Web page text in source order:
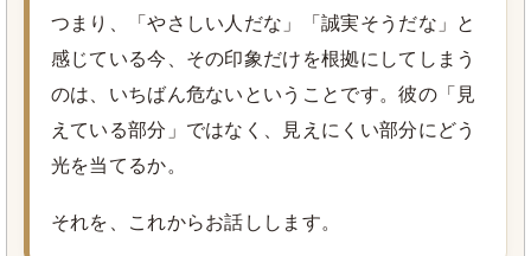
つまり、「やさしい人だな」「誠実そうだな」と
感じている今、その印象だけを根拠にしてしまう
のは、いちばん危ないということです。彼の「見
えている部分」ではなく、見えにくい部分にどう
光を当てるか。
それを、これからお話しします。